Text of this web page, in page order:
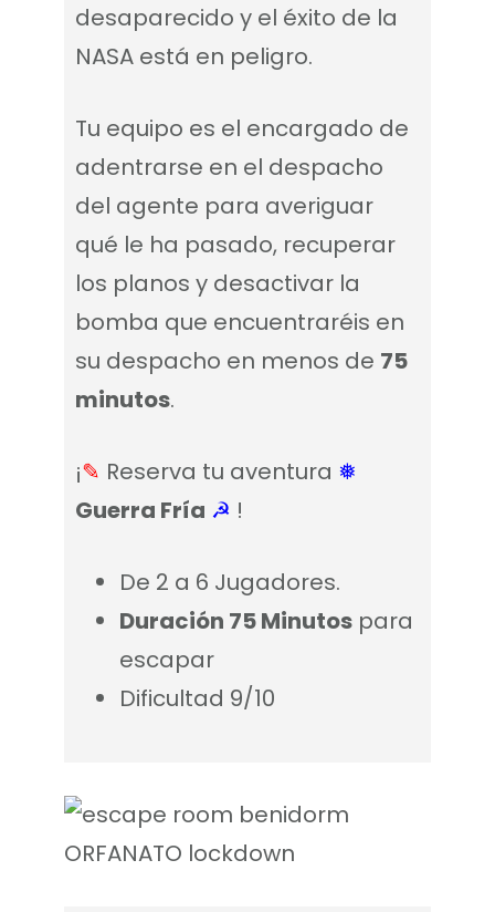
desaparecido y el éxito de la
NASA está en peligro.
Tu equipo es el encargado de
adentrarse en el despacho
del agente para averiguar
qué le ha pasado, recuperar
los planos y desactivar la
bomba que encuentraréis en
su despacho en menos de 75
minutos.
¡✎ Reserva tu aventura ❅
Guerra Fría ☭ !
De 2 a 6 Jugadores.
Duración 75 Minutos para
escapar
Dificultad 9/10